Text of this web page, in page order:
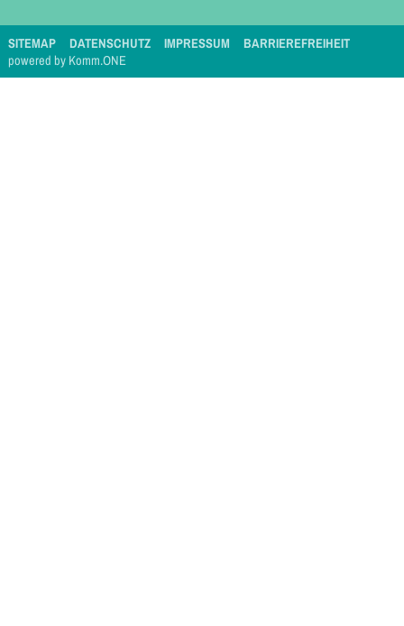
SITEMAP DATENSCHUTZ IMPRESSUM
BARRIEREFREIHEIT
powered by Komm.ONE